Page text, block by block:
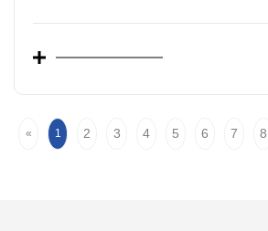
« 1 2 3 4 5 6 7 8